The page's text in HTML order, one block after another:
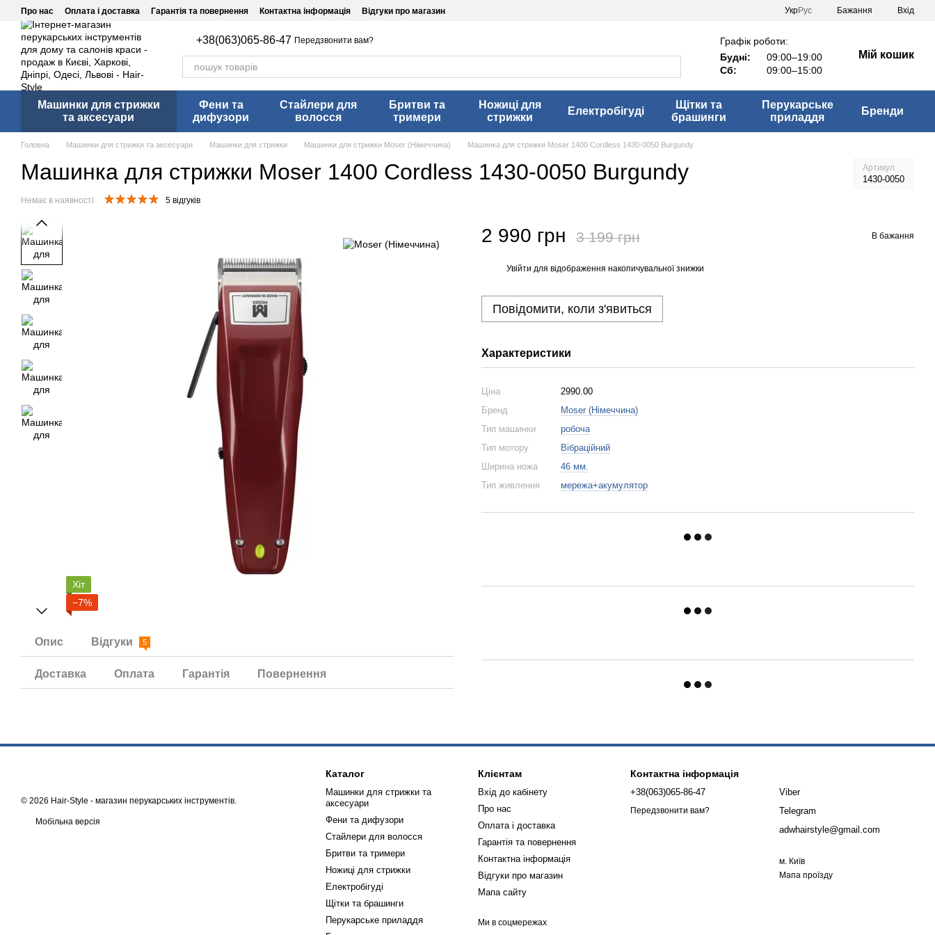
Перейти до основного контенту
Про нас Оплата і доставка Гарантія та повернення Контактна інформація Відгуки про магазин УкрРус Бажання Вхід
+38(063)065-86-47 Передзвонити вам?
Графік роботи:
Будні:
09:00–19:00
Сб:
09:00–15:00
Мій кошик
Машинки для стрижки
та аксесуари
Фени та
дифузори
Стайлери для
волосся
Бритви та
тримери
Ножиці для
стрижки
Електробігуді
Щітки та
брашинги
Перукарське
приладдя
Бренди
Головна Машинки для стрижки та аксесуари Машинки для стрижки Машинки для стрижки Moser (Німеччина) Машинка для стрижки Moser 1400 Cordless 1430-0050 Burgundy
Машинка для стрижки Moser 1400 Cordless 1430-0050 Burgundy Артикул
1430-0050
Немає в наявності 5 відгуків
Хіт
−7%
Опис Відгуки 5
Доставка Оплата Гарантія Повернення
2 990 грн 3 199 грн В бажання
Увійти для відображення накопичувальної знижки
Повідомити, коли з'явиться
Характеристики
Ціна
2990.00
Бренд
Moser (Німеччина)
Тип машинки
робоча
Тип мотору
Вібраційний
Ширина ножа
46 мм.
Тип живлення
мережа+акумулятор
© 2026 Hair-Style - магазин перукарських інструментів.
Мобільна версія
Каталог
Машинки для стрижки та
аксесуари
Фени та дифузори
Стайлери для волосся
Бритви та тримери
Ножиці для стрижки
Електробігуді
Щітки та брашинги
Перукарське приладдя
Клієнтам
Вхід до кабінету
Про нас
Оплата і доставка
Гарантія та повернення
Контактна інформація
Відгуки про магазин
Мапа сайту
Ми в соцмережах
Контактна інформація
+38(063)065-86-47
Передзвонити вам?
Viber
Telegram
adwhairstyle@gmail.com
м. Київ
Мапа проїзду